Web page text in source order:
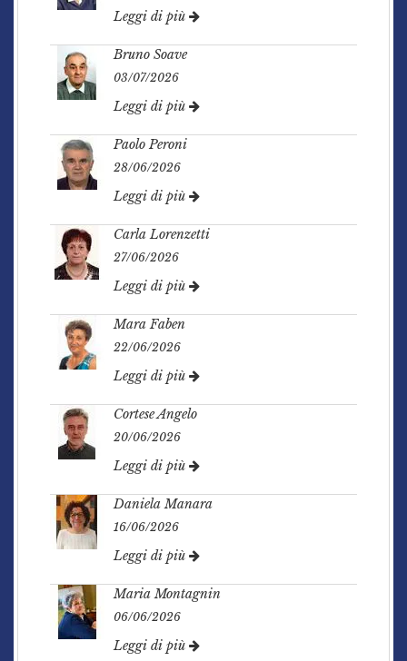
Leggi di più
Bruno Soave
03/07/2026
Leggi di più
Paolo Peroni
28/06/2026
Leggi di più
Carla Lorenzetti
27/06/2026
Leggi di più
Mara Faben
22/06/2026
Leggi di più
Cortese Angelo
20/06/2026
Leggi di più
Daniela Manara
16/06/2026
Leggi di più
Maria Montagnin
06/06/2026
Leggi di più